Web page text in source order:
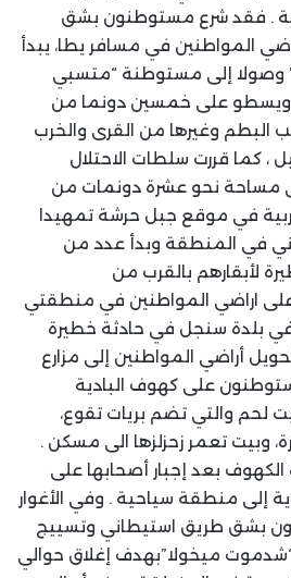
. فقد شرع مستوطنون بشق
المواطنين في مسافر يطا، يبدأ
وصولا إلى مستوطنة “متسبي
ويسطو على خمسين دونما من
البطم وغيرها من القرى والخرب
، كما قررت سلطات الاحتلال
مساحة نحو عشرة دونمات من
في موقع جبل حرشة تمهيدا
في المنطقة وبدأ عدد من
لأبقارهم بالقرب من
اراضي المواطنين في منطقتي
بلدة سنجل في حادثة خطيرة
أراضي المواطنين إلى مزارع
على كهوف البادية
لحم والتي تضم بريات تقوع،
وبيت تعمر زحزلزها الى مسكن .
الكهوف بعد إجبار أصحابها على
إلى منطقة سياحية . وفي الأغوار
بشق طريق استيطاني وتسييج
ميخولا”بهدف إغلاق حوالي